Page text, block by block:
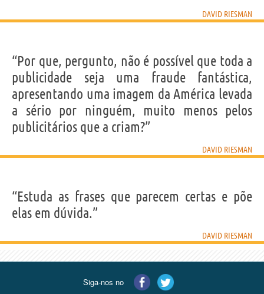
DAVID RIESMAN
“Por que, pergunto, não é possível que toda a
publicidade seja uma fraude fantástica,
apresentando uma imagem da América levada
a sério por ninguém, muito menos pelos
publicitários que a criam?”
DAVID RIESMAN
“Estuda as frases que parecem certas e põe
elas em dúvida.”
DAVID RIESMAN
Siga-nos no